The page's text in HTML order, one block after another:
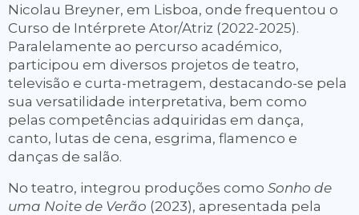
Nicolau Breyner, em Lisboa, onde frequentou o
Curso de Intérprete Ator/Atriz (2022-2025).
Paralelamente ao percurso académico,
participou em diversos projetos de teatro,
televisão e curta-metragem, destacando-se pela
sua versatilidade interpretativa, bem como
pelas competências adquiridas em dança,
canto, lutas de cena, esgrima, flamenco e
danças de salão.
No teatro, integrou produções como Sonho de
uma Noite de Verão (2023), apresentada pela